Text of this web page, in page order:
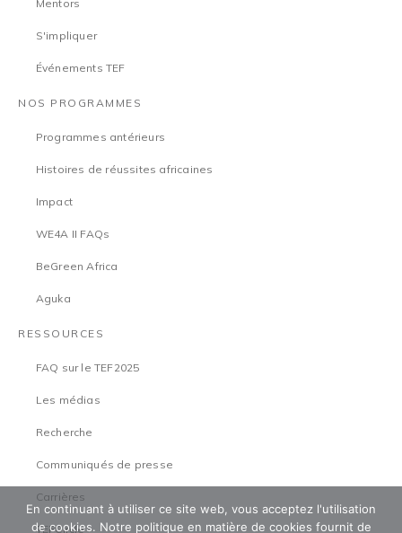
Mentors
S'impliquer
Événements TEF
NOS PROGRAMMES
Programmes antérieurs
Histoires de réussites africaines
Impact
WE4A II FAQs
BeGreen Africa
Aguka
RESSOURCES
FAQ sur le TEF2025
Les médias
Recherche
Communiqués de presse
Carrières
TEFCircle
En continuant à utiliser ce site web, vous acceptez l'utilisation
de cookies. Notre politique en matière de cookies fournit de